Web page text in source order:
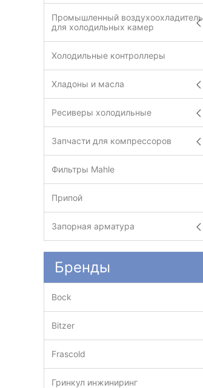
Промышленный воздухоохладитель
для холодильных камер
Холодильные контроллеры
Хладоны и масла
Ресиверы холодильные
Запчасти для компрессоров
Фильтры Mahle
Припой
Запорная арматура
Бренды
Bock
Bitzer
Frascold
Гринкул инжиниринг